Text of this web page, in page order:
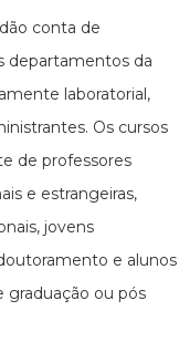
conta de
departamentos da
laboratorial,
Os cursos
de professores
e estrangeiras,
jovens
e alunos
graduação ou pós